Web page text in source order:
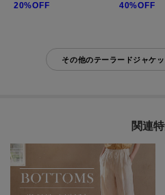
20%OFF
40%OFF
その他のテーラードジャケ
関連